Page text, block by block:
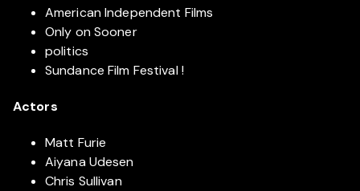
American Independent Films
Only on Sooner
politics
Sundance Film Festival !
Actors
Matt Furie
Aiyana Udesen
Chris Sullivan